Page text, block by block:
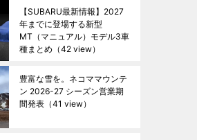
【SUBARU最新情報】2027
年までに登場する新型
MT（マニュアル）モデル3車
種まとめ （42 view）
豊富な雪を。ネコママウンテ
ン 2026-27 シーズン営業期
間発表 （41 view）